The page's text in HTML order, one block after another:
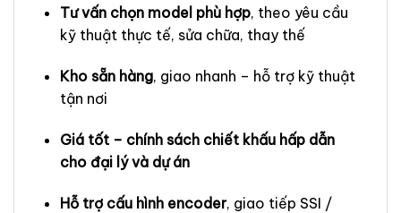
Tư vấn chọn model phù hợp, theo yêu cầu
kỹ thuật thực tế, sửa chữa, thay thế
Kho sẵn hàng, giao nhanh – hỗ trợ kỹ thuật
tận nơi
Giá tốt – chính sách chiết khấu hấp dẫn
cho đại lý và dự án
Hỗ trợ cấu hình encoder, giao tiếp SSI /